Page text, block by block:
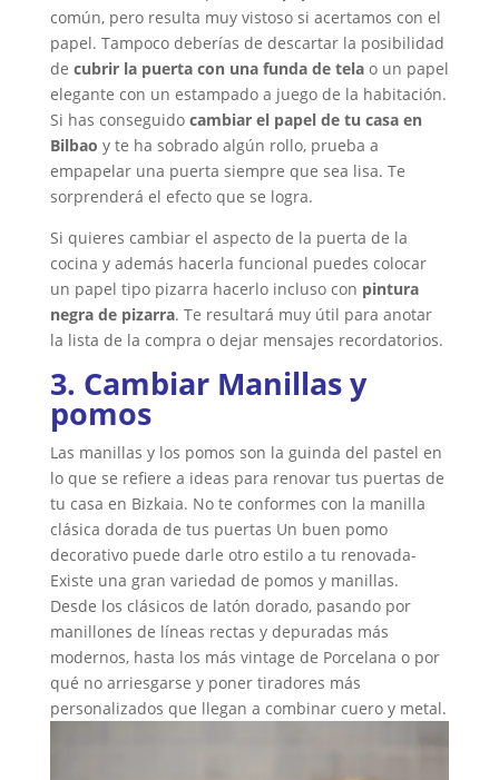
común, pero resulta muy vistoso si acertamos con el
papel. Tampoco deberías de descartar la posibilidad
de cubrir la puerta con una funda de telao un papel
elegante con un estampado a juego de la habitación.
Si has conseguido cambiar el papel de tu casa en
Bilbao y te ha sobrado algún rollo, prueba a
empapelar una puerta siempre que sea lisa. Te
sorprenderá el efecto que se logra.
Si quieres cambiar el aspecto de la puerta de la
cocina y además hacerla funcional puedes colocar
un papel tipo pizarra hacerlo incluso con pintura
negra de pizarra. Te resultará muy útil para anotar
la lista de la compra o dejar mensajes recordatorios.
3. Cambiar Manillas y
pomos
Las manillas y los pomos son la guinda del pastel en
lo que se refiere a ideas para renovar tus puertas de
tu casa en Bizkaia. No te conformes con la manilla
clásica dorada de tus puertas Un buen pomo
decorativo puede darle otro estilo a tu renovada-
Existe una gran variedad de pomos y manillas.
Desde los clásicos de latón dorado, pasando por
manillones de líneas rectas y depuradas más
modernos, hasta los más vintage de Porcelana o por
qué no arriesgarse y poner tiradores más
personalizados que llegan a combinar cuero y metal.